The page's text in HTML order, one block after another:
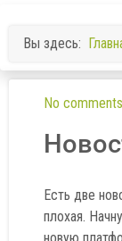
Вы здесь:
No comments
Есть две
плохая.